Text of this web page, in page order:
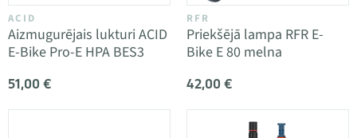
ACID
Aizmugurējais lukturi ACID
E-Bike Pro-E HPA BES3
51,00 €
RFR
Priekšējā lampa RFR E-
Bike E 80 melna
42,00 €